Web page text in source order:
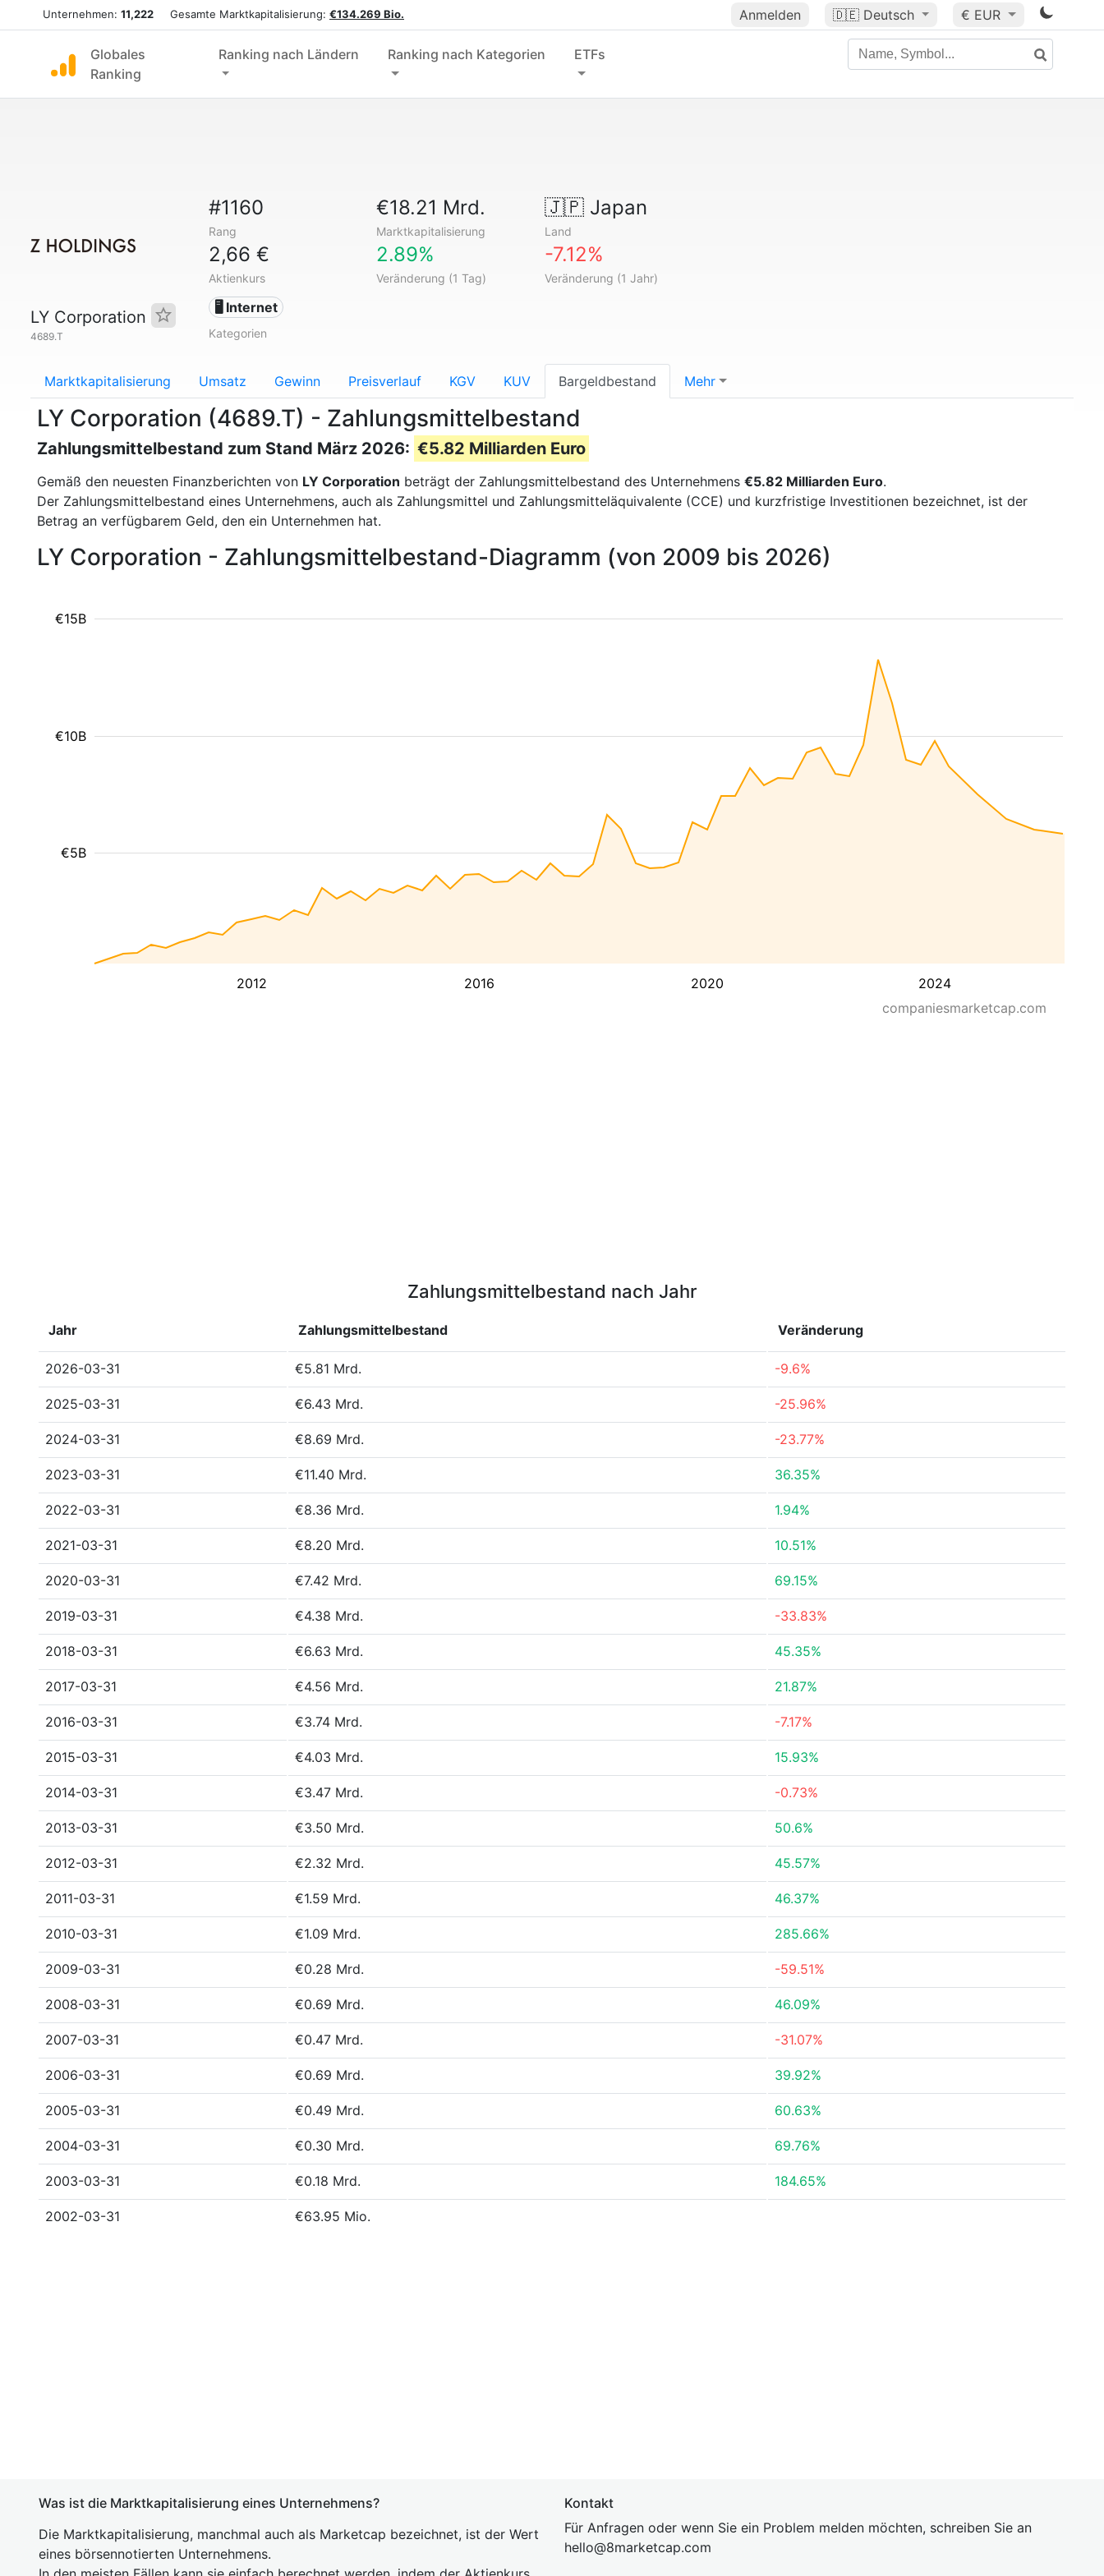
Unternehmen: 11,222 Gesamte Marktkapitalisierung: €134.269 Bio. Anmelden 🇩🇪 Deutsch € EUR
Globales
Ranking
Ranking nach Ländern Ranking nach Kategorien ETFs
LY Corporation
4689.T
#1160
Rang
€18.21 Mrd.
Marktkapitalisierung
🇯🇵Japan
Land
2,66 €
Aktienkurs
2.89%
Veränderung (1 Tag)
-7.12%
Veränderung (1 Jahr)
🖥️ Internet
Kategorien
Marktkapitalisierung Umsatz Gewinn Preisverlauf KGV KUV Bargeldbestand Mehr
LY Corporation (4689.T) - Zahlungsmittelbestand
Zahlungsmittelbestand zum Stand März 2026: €5.82 Milliarden Euro
Gemäß den neuesten Finanzberichten von LY Corporation beträgt der Zahlungsmittelbestand des Unternehmens €5.82 Milliarden Euro.
Der Zahlungsmittelbestand eines Unternehmens, auch als Zahlungsmittel und Zahlungsmitteläquivalente (CCE) und kurzfristige Investitionen bezeichnet, ist der
Betrag an verfügbarem Geld, den ein Unternehmen hat.
LY Corporation - Zahlungsmittelbestand-Diagramm (von 2009 bis 2026)
2012 2016 2020 2024
€5B
€10B
€15B
companiesmarketcap.com
Zahlungsmittelbestand nach Jahr
Jahr Zahlungsmittelbestand Veränderung
2026-03-31 €5.81 Mrd. -9.6%
2025-03-31 €6.43 Mrd. -25.96%
2024-03-31 €8.69 Mrd. -23.77%
2023-03-31 €11.40 Mrd. 36.35%
2022-03-31 €8.36 Mrd. 1.94%
2021-03-31 €8.20 Mrd. 10.51%
2020-03-31 €7.42 Mrd. 69.15%
2019-03-31 €4.38 Mrd. -33.83%
2018-03-31 €6.63 Mrd. 45.35%
2017-03-31 €4.56 Mrd. 21.87%
2016-03-31 €3.74 Mrd. -7.17%
2015-03-31 €4.03 Mrd. 15.93%
2014-03-31 €3.47 Mrd. -0.73%
2013-03-31 €3.50 Mrd. 50.6%
2012-03-31 €2.32 Mrd. 45.57%
2011-03-31 €1.59 Mrd. 46.37%
2010-03-31 €1.09 Mrd. 285.66%
2009-03-31 €0.28 Mrd. -59.51%
2008-03-31 €0.69 Mrd. 46.09%
2007-03-31 €0.47 Mrd. -31.07%
2006-03-31 €0.69 Mrd. 39.92%
2005-03-31 €0.49 Mrd. 60.63%
2004-03-31 €0.30 Mrd. 69.76%
2003-03-31 €0.18 Mrd. 184.65%
2002-03-31 €63.95 Mio.
Was ist die Marktkapitalisierung eines Unternehmens?
Die Marktkapitalisierung, manchmal auch als Marketcap bezeichnet, ist der Wert
eines börsennotierten Unternehmens.
Kontakt
Für Anfragen oder wenn Sie ein Problem melden möchten, schreiben Sie an
hello@8marketcap.com